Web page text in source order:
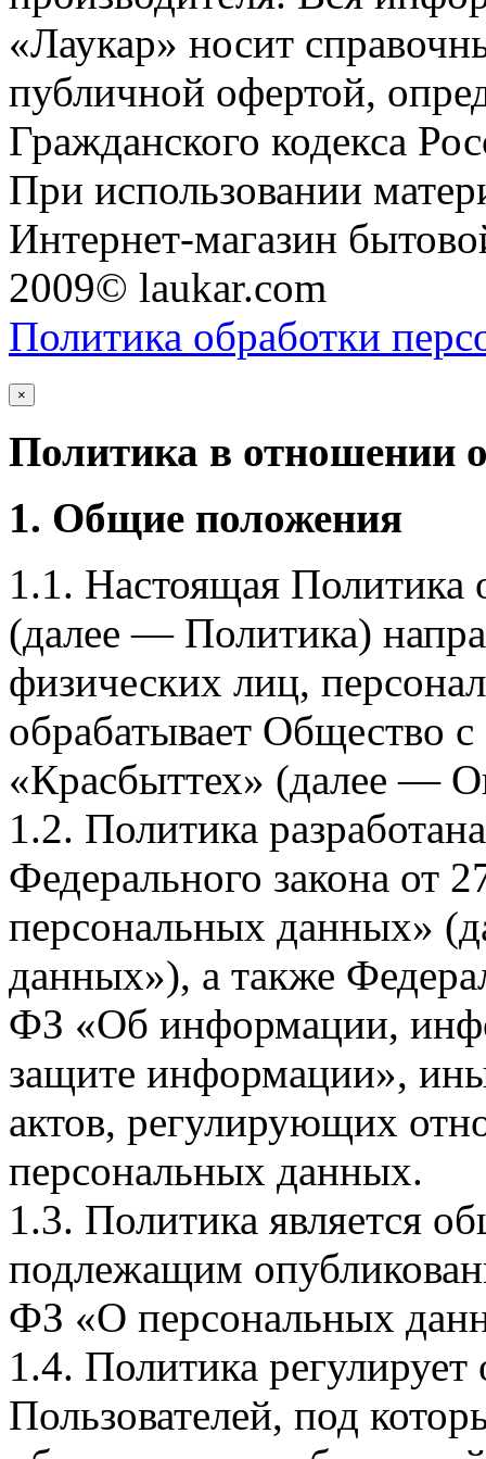
«Лаукар» носит
публичной офертой,
Гражданского кодекса
При использовании
Интернет-магазин
2009© laukar.com
Политика обработки
×
Политика в отношении
1. Общие положения
1.1. Настоящая Политика
(далее — Политика)
физических лиц,
обрабатывает Общество
«Красбыттех» (далее —
1.2. Политика
Федерального закона
персональных данных»
данных»), а также
ФЗ «Об информации,
защите информации»,
актов, регулирующих
персональных данных.
1.3. Политика является
подлежащим
ФЗ «О персональных
1.4. Политика
Пользователей, под